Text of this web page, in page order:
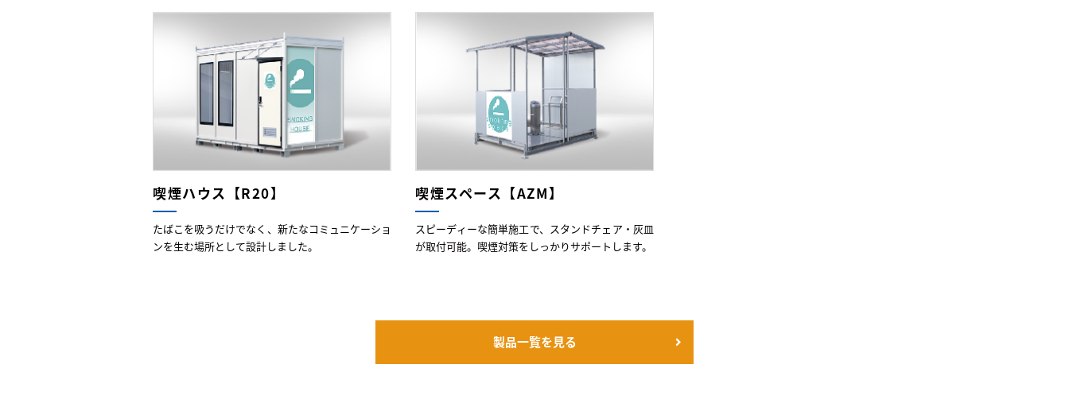
喫煙ハウス【R20】
たばこを吸うだけでなく、新たなコミュニケーショ
ンを生む場所として設計しました。
喫煙スペース【AZM】
スピーディーな簡単施工で、スタンドチェア・灰皿
が取付可能。喫煙対策をしっかりサポートします。
製品一覧を見る